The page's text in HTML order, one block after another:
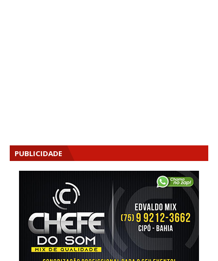
PUBLICIDADE